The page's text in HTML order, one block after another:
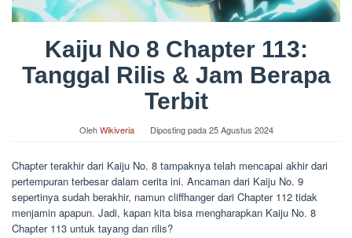
Kaiju No 8 Chapter 113:
Tanggal Rilis & Jam Berapa
Terbit
OlehWikiveria Diposting pada25 Agustus 2024
Chapter terakhir dari Kaiju No. 8 tampaknya telah mencapai akhir dari
pertempuran terbesar dalam cerita ini. Ancaman dari Kaiju No. 9
sepertinya sudah berakhir, namun cliffhanger dari Chapter 112 tidak
menjamin apapun. Jadi, kapan kita bisa mengharapkan Kaiju No. 8
Chapter 113 untuk tayang dan rilis?